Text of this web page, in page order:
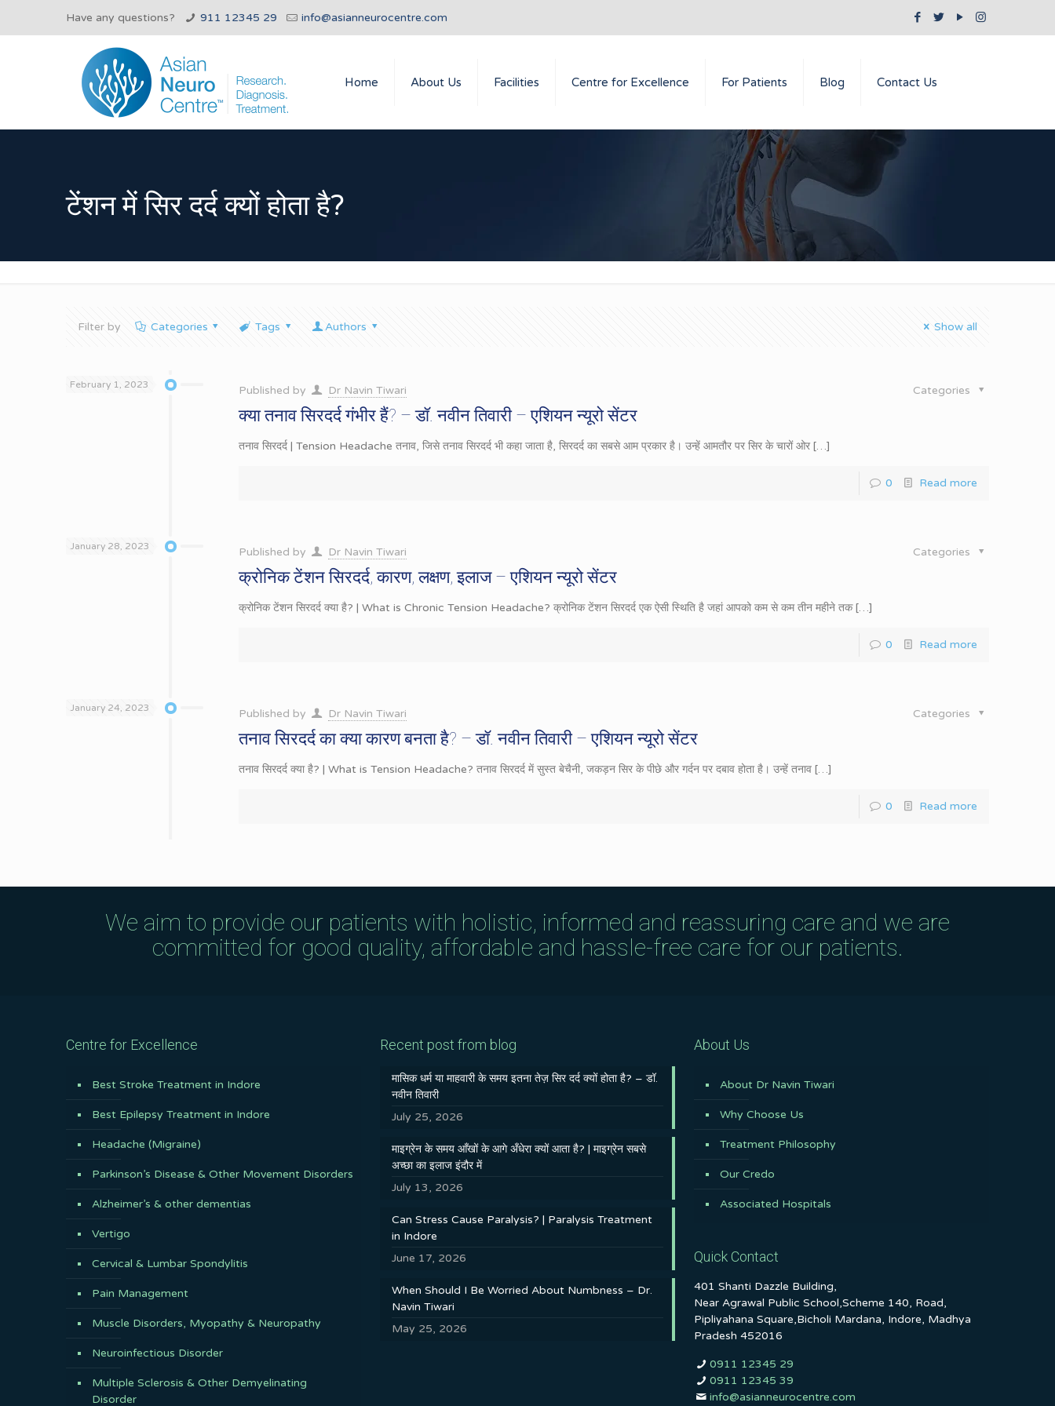
Have any questions? 911 12345 29 info@asianneurocentre.com
Home About Us Facilities Centre for Excellence For Patients Blog Contact Us
टेंशन में सिर दर्द क्यों होता है?
Filter by Categories Tags Authors Show all
February 1, 2023 Published by Dr Navin Tiwari Categories
क्या तनाव सिरदर्द गंभीर हैं? – डॉ. नवीन तिवारी – एशियन न्यूरो सेंटर
तनाव सिरदर्द | Tension Headache तनाव, जिसे तनाव सिरदर्द भी कहा जाता है, सिरदर्द का सबसे आम प्रकार है। उन्हें आमतौर पर सिर के चारों ओर […]
0 Read more
January 28, 2023 Published by Dr Navin Tiwari Categories
क्रोनिक टेंशन सिरदर्द, कारण, लक्षण, इलाज – एशियन न्यूरो सेंटर
क्रोनिक टेंशन सिरदर्द क्या है? | What is Chronic Tension Headache? क्रोनिक टेंशन सिरदर्द एक ऐसी स्थिति है जहां आपको कम से कम तीन महीने तक[…]
0 Read more
January 24, 2023 Published by Dr Navin Tiwari Categories
तनाव सिरदर्द का क्या कारण बनता है? – डॉ. नवीन तिवारी – एशियन न्यूरो सेंटर
तनाव सिरदर्द क्या है? | What is Tension Headache? तनाव सिरदर्द में सुस्त बेचैनी, जकड़न सिर के पीछे और गर्दन पर दबाव होता है। उन्हें तनाव […]
0 Read more
We aim to provide our patients with holistic, informed and reassuring care and we are
committed for good quality, affordable and hassle-free care for our patients.
Centre for Excellence
Best Stroke Treatment in Indore
Best Epilepsy Treatment in Indore
Headache (Migraine)
Parkinson’s Disease & Other Movement Disorders
Alzheimer’s & other dementias
Vertigo
Cervical & Lumbar Spondylitis
Pain Management
Muscle Disorders, Myopathy & Neuropathy
Neuroinfectious Disorder
Multiple Sclerosis & Other Demyelinating
Disorder
Recent post from blog
मासिक धर्म या माहवारी के समय इतना तेज़ सिर दर्द क्यों होता है? – डॉ.
नवीन तिवारी
July 25, 2026
माइग्रेन के समय आँखों के आगे अँधेरा क्यों आता है? | माइग्रेन सबसे
अच्छा का इलाज इंदौर में
July 13, 2026
Can Stress Cause Paralysis? | Paralysis Treatment
in Indore
June 17, 2026
When Should I Be Worried About Numbness – Dr.
Navin Tiwari
May 25, 2026
About Us
About Dr Navin Tiwari
Why Choose Us
Treatment Philosophy
Our Credo
Associated Hospitals
Quick Contact
401 Shanti Dazzle Building,
Near Agrawal Public School,Scheme 140, Road,
Pipliyahana Square,Bicholi Mardana, Indore, Madhya
Pradesh 452016
0911 12345 29
0911 12345 39
info@asianneurocentre.com